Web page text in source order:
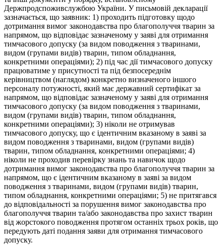
Держпродспоживслужбою України. У письмовій декларації
зазначається, що заявник: 1) проходить підготовку щодо
дотримання вимог законодавства про благополуччя тварин за
напрямом, що відповідає зазначеному у заяві для отримання
тимчасового допуску (за видом поводження з тваринами,
видом (групами видів) тварин, типом обладнання,
конкретними операціями); 2) під час дії тимчасового допуску
працюватиме у присутності та під безпосереднім
керівництвом (наглядом) конкретно визначеного іншого
персоналу потужності, який має державний сертифікат за
напрямом, що відповідає зазначеному у заяві для отримання
тимчасового допуску (за видом поводження з тваринами,
видом (групами видів) тварин, типом обладнання,
конкретними операціями); 3) ніколи не отримував
тимчасового допуску, що є ідентичним вказаному в заяві за
видом поводження з тваринами, видом (групами видів)
тварин, типом обладнання, конкретними операціями; 4)
ніколи не проходив перевірку знань та навичок щодо
дотримання вимог законодавства про благополуччя тварин за
напрямом, що є ідентичним вказаному в заяві за видом
поводження з тваринами, видом (групами видів) тварин,
типом обладнання, конкретними операціями; 5) не притягався
до відповідальності за порушення вимог законодавства про
благополуччя тварин та/або законодавства про захист тварин
від жорстокого поводження протягом останніх трьох років, що
передують даті подання заяви для отримання тимчасового
допуску.